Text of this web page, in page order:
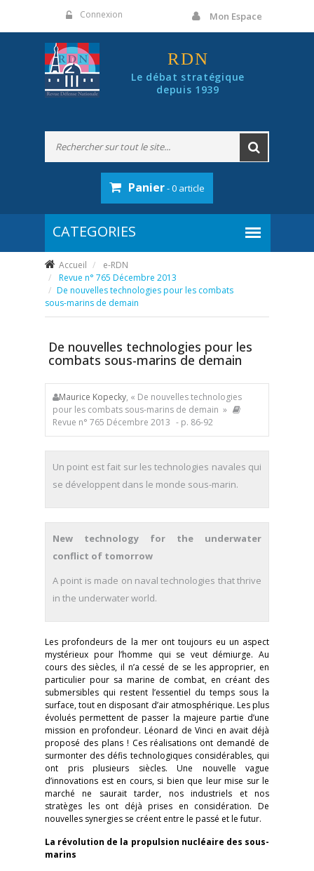
Connexion Mon Espace
RDN
Le débat stratégique
depuis 1939
Panier- 0 article
Accueil
e-RDN
Revue n° 765 Décembre 2013
De nouvelles technologies pour les combats
sous-­marins de demain
De nouvelles technologies pour les
combats sous-­marins de demain
Maurice Kopecky, « De nouvelles technologies
pour les combats sous-­marins de demain »
Revue n° 765 Décembre 2013 - p. 86-92
Un point est fait sur les technologies navales qui
se développent dans le monde sous-­marin.
New technology for the underwater
conflict of tomorrow
A point is made on naval technologies that thrive
in the underwater world.
Les profondeurs de la mer ont toujours eu un aspect
mystérieux pour l’homme qui se veut démiurge. Au
cours des siècles, il n’a cessé de se les approprier, en
particulier pour sa marine de combat, en créant des
submersibles qui restent l’essentiel du temps sous la
surface, tout en disposant d’air atmosphérique. Les plus
évolués permettent de passer la majeure partie d’une
mission en profondeur. Léonard de Vinci en avait déjà
proposé des plans ! Ces réalisations ont demandé de
surmonter des défis technologiques considérables, qui
ont pris plusieurs siècles. Une nouvelle vague
d’innovations est en cours, si bien que leur mise sur le
marché ne saurait tarder, nos industriels et nos
stratèges les ont déjà prises en considération. De
nouvelles synergies se créent entre le passé et le futur.
La révolution de la propulsion nucléaire des sous-
marins